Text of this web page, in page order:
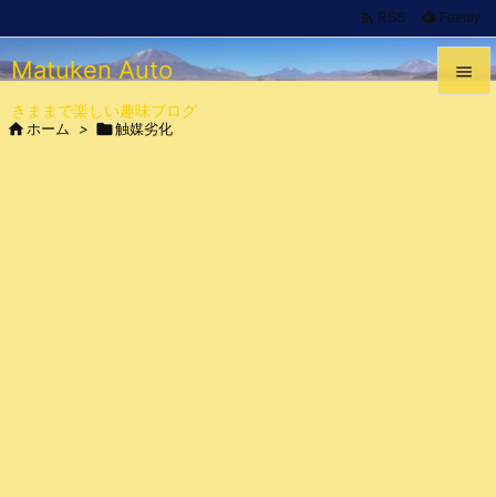
Matuken Auto
きままで楽しい趣味ブログ

 RSS Feedly
ホーム > 触媒劣化